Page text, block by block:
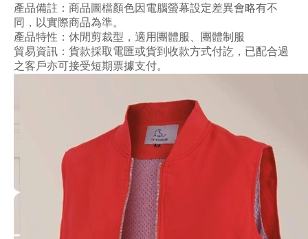
產品備註：商品圖檔顏色因電腦螢幕設定差異會略有不
同 ，以實際商品為準。
產品特性： 休閒剪裁型 ， 適用團體服、團體制服
貿易資訊：貨款採取電匯或貨到收款方式付訖，已配合過
之客戶亦可接受短期票據支付。